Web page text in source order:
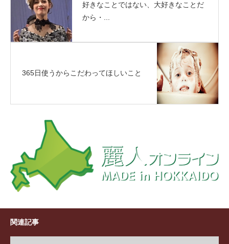
好きなことではない、大好きなことだ
から・...
365日使うからこだわってほしいこと
関連記事